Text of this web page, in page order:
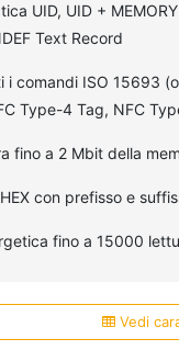
UID, UID +
Text Record
i comandi ISO 15693
Type-4 Tag, NFC
fino a 2 Mbit della
con prefisso e
fino a 15000
Vedi